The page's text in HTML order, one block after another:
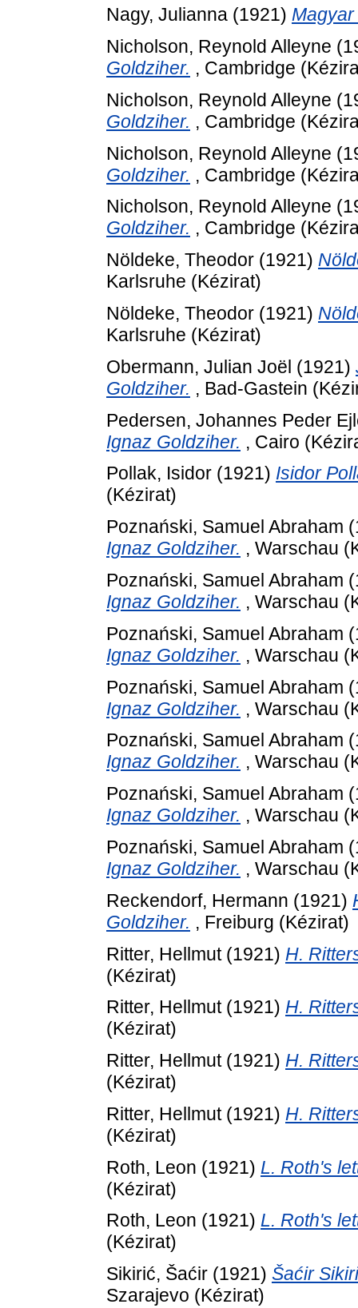
Nagy, Julianna (1921)
Nicholson, Reynold Alleyne
Goldziher. , Cambridge
Nicholson, Reynold Alleyne
Goldziher. , Cambridge
Nicholson, Reynold Alleyne
Goldziher. , Cambridge
Nicholson, Reynold Alleyne
Goldziher. , Cambridge
Nöldeke, Theodor (1921)
Karlsruhe (Kézirat)
Nöldeke, Theodor (1921)
Karlsruhe (Kézirat)
Obermann, Julian Joël (1921)
Goldziher. , Bad-Gastein
Pedersen, Johannes Peder
Ignaz Goldziher. , Cairo
Pollak, Isidor (1921) Isidor
(Kézirat)
Poznański, Samuel Abraham
Ignaz Goldziher. , Warschau
Poznański, Samuel Abraham
Ignaz Goldziher. , Warschau
Poznański, Samuel Abraham
Ignaz Goldziher. , Warschau
Poznański, Samuel Abraham
Ignaz Goldziher. , Warschau
Poznański, Samuel Abraham
Ignaz Goldziher. , Warschau
Poznański, Samuel Abraham
Ignaz Goldziher. , Warschau
Poznański, Samuel Abraham
Ignaz Goldziher. , Warschau
Reckendorf, Hermann (1921)
Goldziher. , Freiburg (Kézirat)
Ritter, Hellmut(1921) H.
(Kézirat)
Ritter, Hellmut(1921) H.
(Kézirat)
Ritter, Hellmut(1921) H.
(Kézirat)
Ritter, Hellmut(1921) H.
(Kézirat)
Roth, Leon (1921) L. Roth's
(Kézirat)
Roth, Leon (1921) L. Roth's
(Kézirat)
Sikirić, Šaćir (1921) Šaćir
Szarajevo (Kézirat)